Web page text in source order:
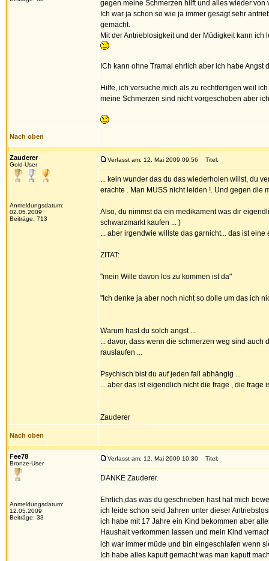
gegen meine Schmerzen hilft und alles wieder von
Ich war ja schon so wie ja immer gesagt sehr
gemacht.
Mit der Antrieblosigkeit und der Müdigkeit kann
ICh kann ohne Tramal ehrlich aber ich habe
Hilfe, ich versuche mich als zu rechtfertigen weil
meine Schmerzen sind nicht vorgeschoben aber
Nach oben
Zauderer
Gold-User
Anmeldungsdatum:
02.05.2009
Beiträge: 713
Verfasst am: 12. Mai 2009 09:56 Titel:
... kein wunder das du das wiederholen willst, du
erachte . Man MUSS nicht leiden !. Und gegen die
Also, du nimmst da ein medikament was dir
schwarzmarkt kaufen ... )
... aber irgendwie willste das garnicht... das ist eine
ZITAT:
"mein Wille davon los zu kommen ist da"
"Ich denke ja aber noch nicht so dolle um das ich
Warum hast du solch angst ...
... davor, dass wenn die schmerzen weg sind
rauslaufen ...
Psychisch bist du auf jeden fall abhängig ...
... aber das ist eigendlich nicht die frage , die
Zauderer
Nach oben
Fee78
Bronze-User
Anmeldungsdatum:
12.05.2009
Beiträge: 33
Verfasst am: 12. Mai 2009 10:30 Titel:
DANKE Zauderer.
Ehrlich,das was du geschrieben hast hat mich
ich leide schon seid Jahren unter dieser
ich habe mit 17 Jahre ein Kind bekommen aber
Haushalt verkommen lassen und mein Kind
ich war immer müde und bin eingeschlafen wenn
Ich habe alles kaputt gemacht was man kaputt